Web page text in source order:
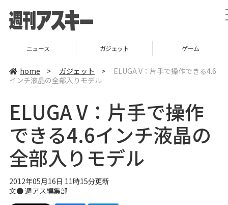
ニュース ガジェット ゲーム
home > ガジェット >
ELUGA V：片手で操作できる4.6
インチ液晶の全部入りモデル
ELUGA V：片手で操作
できる4.6インチ液晶の
全部入りモデル
2012年05月16日 11時15分更新
文●週アス編集部